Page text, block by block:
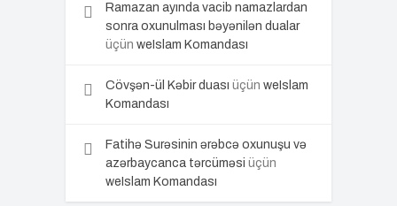
Ramazan ayında vacib namazlardan
sonra oxunulması bəyənilən dualar
üçün weIslam Komandası
Cövşən-ül Kəbir duası üçün weIslam
Komandası
Fatihə Surəsinin ərəbcə oxunuşu və
azərbaycanca tərcüməsi üçün
weIslam Komandası